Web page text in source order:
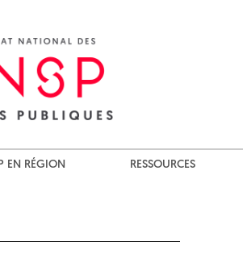
EN RÉGION RESSOURCES